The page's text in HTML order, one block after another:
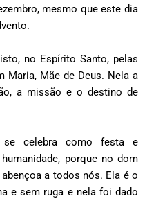
mesmo que este dia
no Espírito Santo, pelas
Maria, Mãe de Deus. Nela a
a missão e o destino de
se celebra como festa e
porque no dom
a todos nós. Ela é o
e sem ruga e nela foi dado